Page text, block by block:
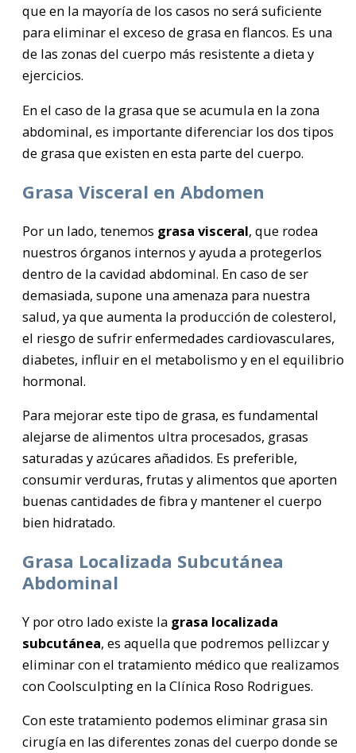
que en la mayoría de los casos no será suficiente
para eliminar el exceso de grasa en flancos. Es una
de las zonas del cuerpo más resistente a dieta y
ejercicios.
En el caso de la grasa que se acumula en la zona
abdominal, es importante diferenciar los dos tipos
de grasa que existen en esta parte del cuerpo.
Grasa Visceral en Abdomen
Por un lado, tenemos grasa visceral, que rodea
nuestros órganos internos y ayuda a protegerlos
dentro de la cavidad abdominal. En caso de ser
demasiada, supone una amenaza para nuestra
salud, ya que aumenta la producción de colesterol,
el riesgo de sufrir enfermedades cardiovasculares,
diabetes, influir en el metabolismo y en el equilibrio
hormonal.
Para mejorar este tipo de grasa, es fundamental
alejarse de alimentos ultra procesados, grasas
saturadas y azúcares añadidos. Es preferible,
consumir verduras, frutas y alimentos que aporten
buenas cantidades de fibra y mantener el cuerpo
bien hidratado.
Grasa Localizada Subcutánea
Abdominal
Y por otro lado existe la grasa localizada
subcutánea, es aquella que podremos pellizcar y
eliminar con el tratamiento médico que realizamos
con Coolsculpting en la Clínica Roso Rodrigues.
Con este tratamiento podemos eliminar grasa sin
cirugía en las diferentes zonas del cuerpo donde se